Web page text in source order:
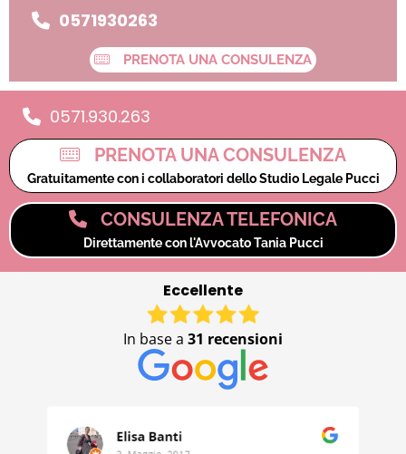
0571930263
PRENOTA UNA CONSULENZA
0571.930.263
PRENOTA UNA CONSULENZA
Gratuitamente con i collaboratori dello Studio Legale Pucci
CONSULENZA TELEFONICA
Direttamente con l'Avvocato Tania Pucci
Eccellente
In base a 31 recensioni